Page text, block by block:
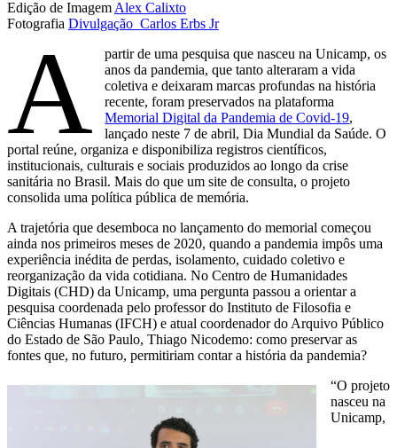
Edição de Imagem Alex Calixto
Fotografia Divulgação Carlos Erbs Jr
A
partir de uma pesquisa que nasceu na Unicamp, os
anos da pandemia, que tanto alteraram a vida
coletiva e deixaram marcas profundas na história
recente, foram preservados na plataforma
Memorial Digital da Pandemia de Covid-19,
lançado neste 7 de abril, Dia Mundial da Saúde. O
portal reúne, organiza e disponibiliza registros científicos,
institucionais, culturais e sociais produzidos ao longo da crise
sanitária no Brasil. Mais do que um site de consulta, o projeto
consolida uma política pública de memória.
A trajetória que desemboca no lançamento do memorial começou
ainda nos primeiros meses de 2020, quando a pandemia impôs uma
experiência inédita de perdas, isolamento, cuidado coletivo e
reorganização da vida cotidiana. No Centro de Humanidades
Digitais (CHD) da Unicamp, uma pergunta passou a orientar a
pesquisa coordenada pelo professor do Instituto de Filosofia e
Ciências Humanas (IFCH) e atual coordenador do Arquivo Público
do Estado de São Paulo, Thiago Nicodemo: como preservar as
fontes que, no futuro, permitiriam contar a história da pandemia?
“O projeto
nasceu na
Unicamp,